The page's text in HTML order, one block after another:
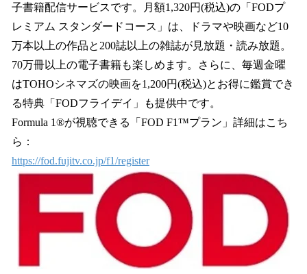
子書籍配信サービスです。月額1,320円(税込)の「FODプ
レミアム スタンダードコース」は、ドラマや映画など10
万本以上の作品と200誌以上の雑誌が見放題・読み放題。
70万冊以上の電子書籍も楽しめます。さらに、毎週金曜
はTOHOシネマズの映画を1,200円(税込)とお得に鑑賞でき
る特典「FODフライデイ」も提供中です。
Formula 1®が視聴できる「FOD F1™︎プラン」詳細はこち
ら：
https://fod.fujitv.co.jp/f1/register